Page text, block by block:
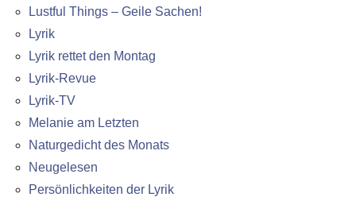
Lustful Things – Geile Sachen!
Lyrik
Lyrik rettet den Montag
Lyrik-Revue
Lyrik-TV
Melanie am Letzten
Naturgedicht des Monats
Neugelesen
Persönlichkeiten der Lyrik